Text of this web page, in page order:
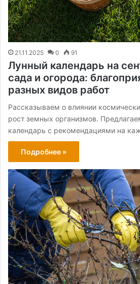
21.11.2025 0 91
Лунный календарь на
сада и огорода:
разных видов работ
Рассказываем о влиянии
рост земных организмов.
календарь с рекомендациями на
Подробнее »